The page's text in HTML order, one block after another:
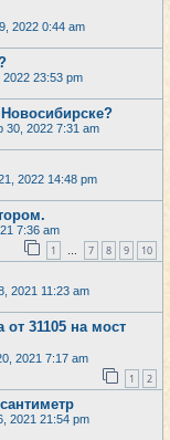
2022 0:44 am
23:53 pm
30, 2022 7:31 am
2022 14:48 pm
7:36 am
1 … 7 8 9 10
2021 11:23 am
от 31105 на мост
2021 7:17 am
1 2
2021 21:54 pm